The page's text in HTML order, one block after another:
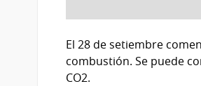
El 28 de setiembre
combustión. Se puede
CO2.